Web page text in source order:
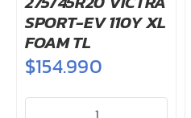
SPORT-EV 110Y XL
FOAM TL
$154.990